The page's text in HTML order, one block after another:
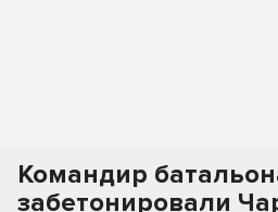
Командир
забетонировали